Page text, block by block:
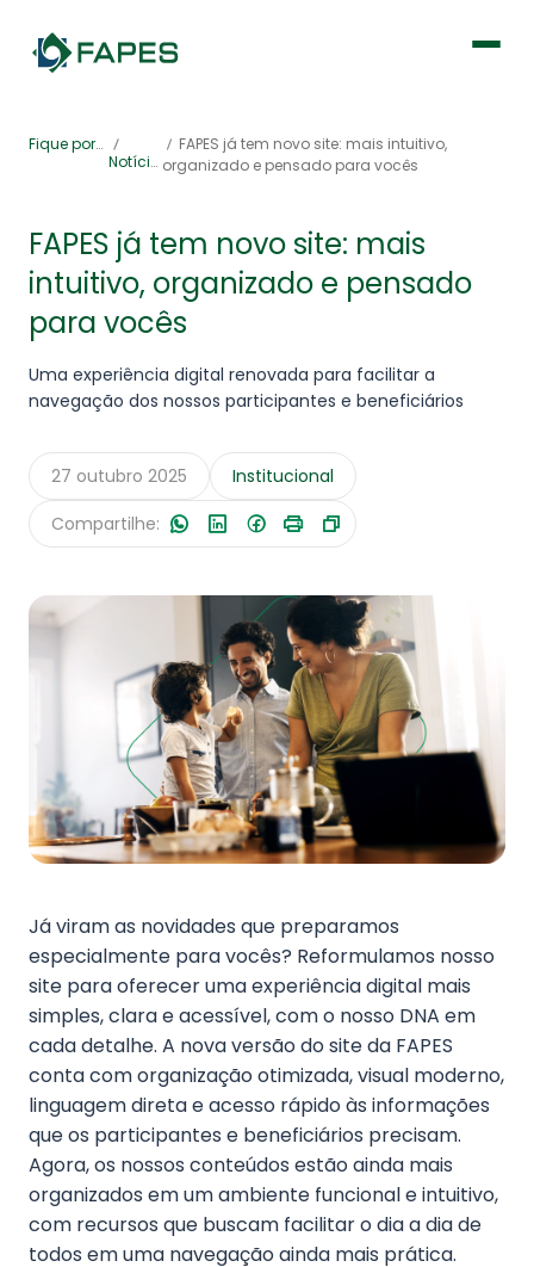
Institucional
Previdência
Portal de Serviços
Fique por dentro
Notícias
FAPES já tem novo site: mais intuitivo,
organizado e pensado para vocês
FAPES já tem novo site: mais
intuitivo, organizado e pensado
para vocês
Uma experiência digital renovada para facilitar a
navegação dos nossos participantes e beneficiários
27 outubro 2025
Institucional
Compartilhe:
Já viram as novidades que preparamos
especialmente para vocês? Reformulamos nosso
site para oferecer uma experiência digital mais
simples, clara e acessível, com o nosso DNA em
cada detalhe. A nova versão do site da FAPES
conta com organização otimizada, visual moderno,
linguagem direta e acesso rápido às informações
que os participantes e beneficiários precisam.
Agora, os nossos conteúdos estão ainda mais
organizados em um ambiente funcional e intuitivo,
com recursos que buscam facilitar o dia a dia de
todos em uma navegação ainda mais prática.